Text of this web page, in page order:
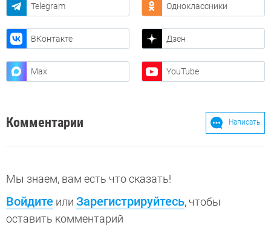
Telegram Одноклассники
ВКонтакте Дзен
Max YouTube
Комментарии Написать
Мы знаем, вам есть что сказать!
Войдите или Зарегистрируйтесь, чтобы
оставить комментарий